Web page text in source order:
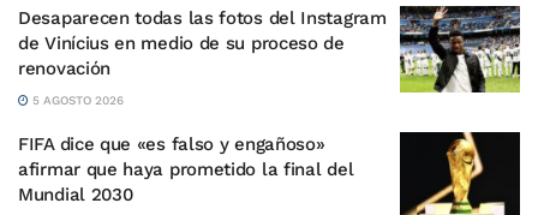
Desaparecen todas las fotos del Instagram
de Vinícius en medio de su proceso de
renovación
5 AGOSTO 2026
FIFA dice que «es falso y engañoso»
afirmar que haya prometido la final del
Mundial 2030